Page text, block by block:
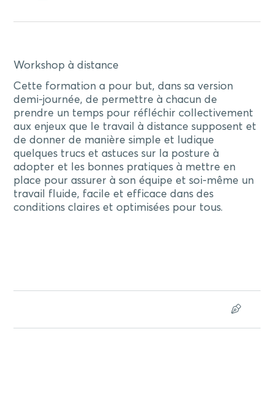
Workshop à distance
Cette formation a pour but, dans sa version
demi-journée, de permettre à chacun de
prendre un temps pour réfléchir collectivement
aux enjeux que le travail à distance supposent et
de donner de manière simple et ludique
quelques trucs et astuces sur la posture à
adopter et les bonnes pratiques à mettre en
place pour assurer à son équipe et soi-même un
travail fluide, facile et efficace dans des
conditions claires et optimisées pour tous.